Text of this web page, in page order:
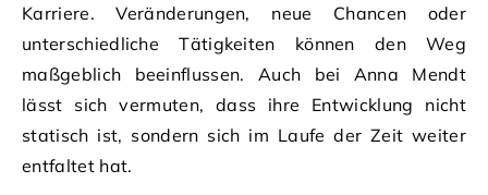
Karriere. Veränderungen, neue Chancen oder
unterschiedliche Tätigkeiten können den Weg
maßgeblich beeinflussen. Auch bei Anna Mendt
lässt sich vermuten, dass ihre Entwicklung nicht
statisch ist, sondern sich im Laufe der Zeit weiter
entfaltet hat.